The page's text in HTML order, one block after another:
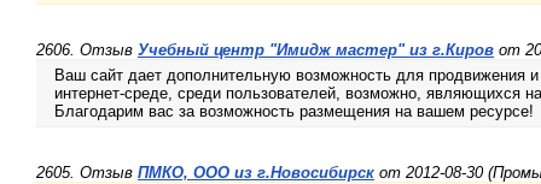
2606. Отзыв Учебный центр "Имидж мастер" из г.Киров от
Ваш сайт дает дополнительную возможность для продвижения и
интернет-среде, среди пользователей, возможно, являющихся
Благодарим вас за возможность размещения на вашем ресурсе!
2605. Отзыв ПМКО, ООО из г.Новосибирск от 2012-08-30